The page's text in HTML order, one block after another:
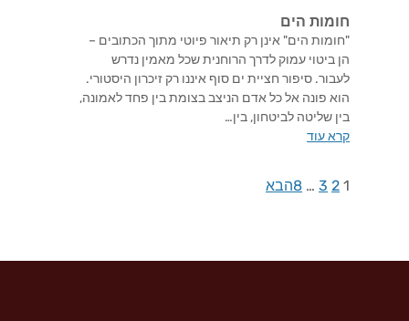
חומות הים
"חומות הים" אינן רק תיאור פיוטי מתוך הכתובים –
הן ביטוי עמוק לדרך הרוחנית שכל מאמין נדרש
לעבור. סיפור חציית ים סוף איננו רק זיכרון היסטורי.
הוא פונה אל כל אדם הניצב בצומת בין פחד לאמונה,
בין שליטה לביטחון, בין…
קרא עוד
1
2
3
…
8הבא